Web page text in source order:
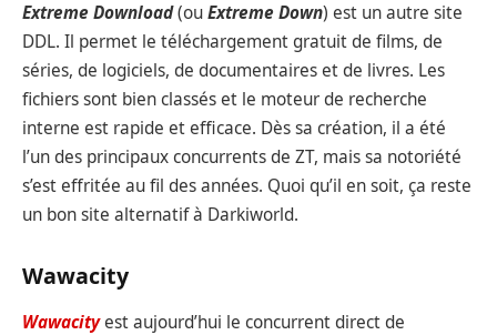
Extreme Download(ouExtreme Down) est un autre site
DDL. Il permet le téléchargement gratuit de films, de
séries, de logiciels, de documentaires et de livres. Les
fichiers sont bien classés et le moteur de recherche
interne est rapide et efficace. Dès sa création, il a été
l’un des principaux concurrents de ZT, mais sa notoriété
s’est effritée au fil des années. Quoi qu’il en soit, ça reste
un bon site alternatif à Darkiworld.
Wawacity
Wawacityest aujourd’hui le concurrent direct de